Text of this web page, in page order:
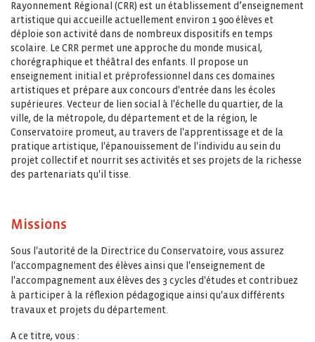
Rayonnement Régional (CRR) est un établissement d’enseignement
artistique qui accueille actuellement environ 1 900 élèves et
déploie son activité dans de nombreux dispositifs en temps
scolaire. Le CRR permet une approche du monde musical,
chorégraphique et théâtral des enfants. Il propose un
enseignement initial et préprofessionnel dans ces domaines
artistiques et prépare aux concours d'entrée dans les écoles
supérieures. Vecteur de lien social à l'échelle du quartier, de la
ville, de la métropole, du département et de la région, le
Conservatoire promeut, au travers de l'apprentissage et de la
pratique artistique, l'épanouissement de l'individu au sein du
projet collectif et nourrit ses activités et ses projets de la richesse
des partenariats qu'il tisse.
Missions
Sous l'autorité de la Directrice du Conservatoire, vous assurez
l'accompagnement des élèves ainsi que l'enseignement de
l'accompagnement aux élèves des 3 cycles d'études et contribuez
à participer à la réflexion pédagogique ainsi qu'aux différents
travaux et projets du département.
A ce titre, vous :